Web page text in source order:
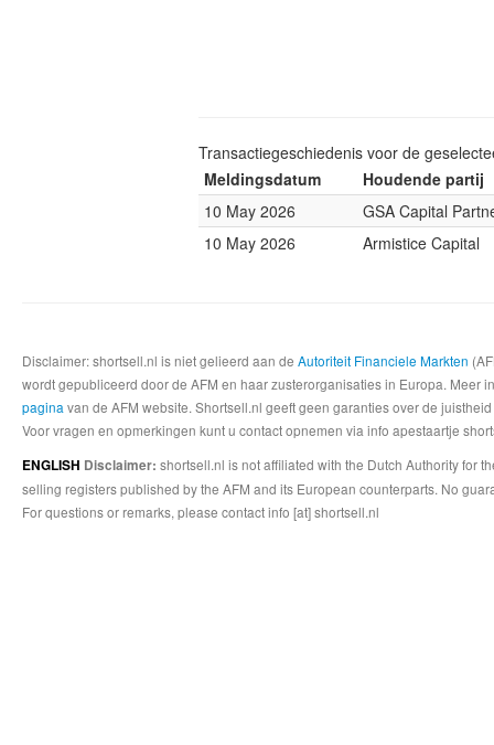
Transactiegeschiedenis voor de
Meldingsdatum
Houdende partij
10 May 2026
GSA Capital
10 May 2026
Armistice Capital
Disclaimer: shortsell.nl is niet gelieerd aan de Autoriteit Financiele Markten
wordt gepubliceerd door de AFM en haar zusterorganisaties in Europa.
pagina van de AFM website. Shortsell.nl geeft geen garanties over de
Voor vragen en opmerkingen kunt u contact opnemen via info apestaartje
ENGLISH Disclaimer: shortsell.nl is not affiliated with the Dutch Authority for
selling registers published by the AFM and its European counterparts. No
For questions or remarks, please contact info [at] shortsell.nl